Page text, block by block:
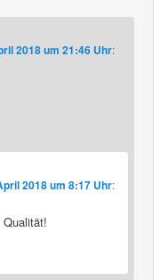
2018 um 21:46 Uhr:
2018 um 8:17 Uhr: